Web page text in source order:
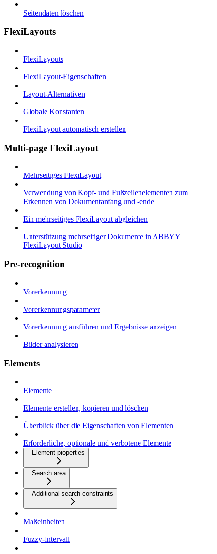
Seitendaten löschen
FlexiLayouts
FlexiLayouts
FlexiLayout-Eigenschaften
Layout-Alternativen
Globale Konstanten
FlexiLayout automatisch erstellen
Multi-page FlexiLayout
Mehrseitiges FlexiLayout
Verwendung von Kopf- und Fußzeilenelementen zum
Erkennen von Dokumentanfang und -ende
Ein mehrseitiges FlexiLayout abgleichen
Unterstützung mehrseitiger Dokumente in ABBYY
FlexiLayout Studio
Pre-recognition
Vorerkennung
Vorerkennungsparameter
Vorerkennung ausführen und Ergebnisse anzeigen
Bilder analysieren
Elements
Elemente
Elemente erstellen, kopieren und löschen
Überblick über die Eigenschaften von Elementen
Erforderliche, optionale und verbotene Elemente
Element properties
Search area
Additional search constraints
Maßeinheiten
Fuzzy-Intervall